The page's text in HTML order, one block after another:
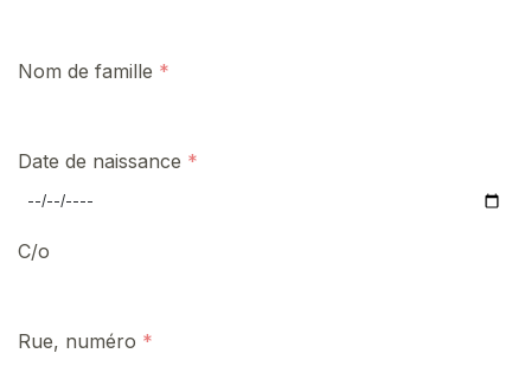
Nom de famille
Date de naissance
C/o
Rue, numéro